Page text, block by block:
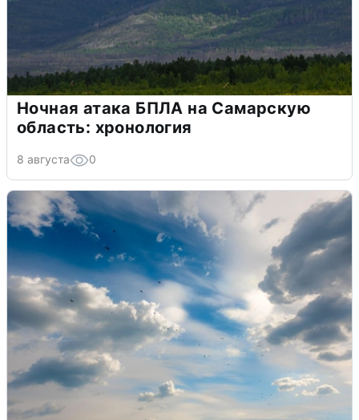
Ночная атака БПЛА на Самарскую
область: хронология
8 августа 0